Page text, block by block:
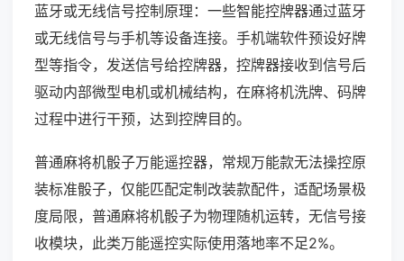
蓝牙或无线信号控制原理：一些智能控牌器通过蓝牙
或无线信号与手机等设备连接。手机端软件预设好牌
型等指令，发送信号给控牌器，控牌器接收到信号后
驱动内部微型电机或机械结构，在麻将机洗牌、码牌
过程中进行干预，达到控牌目的。
普通麻将机骰子万能遥控器，常规万能款无法操控原
装标准骰子，仅能匹配定制改装款配件，适配场景极
度局限，普通麻将机骰子为物理随机运转，无信号接
收模块，此类万能遥控实际使用落地率不足2%。